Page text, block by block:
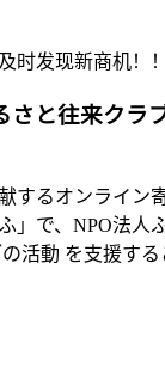
时发现新商机！！
さと往来クラ
するオンライン
」で、NPO法人
活動 を支援する